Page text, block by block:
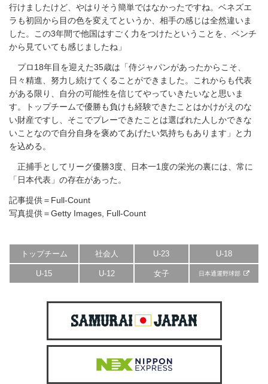
行けましたけど、やはりそう簡単ではなかったですね。ベネズエ
ラも初回から目の色を変えてというか、相手の感じは全然違いま
した。この3年間で他国はすごく力をつけたということを、ベンチ
から見ていても感じましたね」
プロ18年目を迎えた35歳は「侍ジャパンがあったからこそ、
日々精進、努力し続けてくることができました。これからも代表
がある限り、自分の可能性を信じてやっていきたいなと思いま
す。トップチームで優勝も負けも経験できたことはかけがえのな
い財産ですし、そこでプレーできたことは選ばれた人しかできな
いことなので自分自身を褒めてあげたい気持ちもあります」と力
を込める。
正捕手としてリーグ優勝3度、日本一1度の栄光の裏には、常に
「日本代表」の存在があった。
記事提供＝Full-Count
写真提供＝Getty Images, Full-Count
トップチーム 社会人 U-23 U-18
U-15 U-12 女子 日本通運野球部